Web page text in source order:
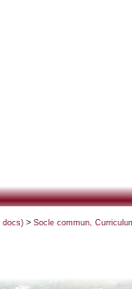
docs)> Socle commun,